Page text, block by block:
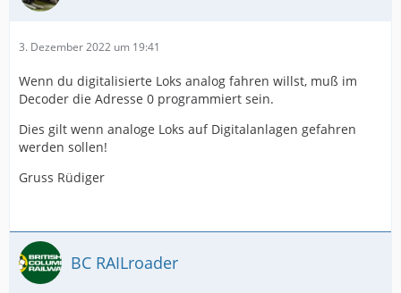
3. Dezember 2022 um 19:41
Wenn du digitalisierte Loks analog fahren willst, muß im
Decoder die Adresse 0 programmiert sein.
Dies gilt wenn analoge Loks auf Digitalanlagen gefahren
werden sollen!
Gruss Rüdiger
BC RAILroader